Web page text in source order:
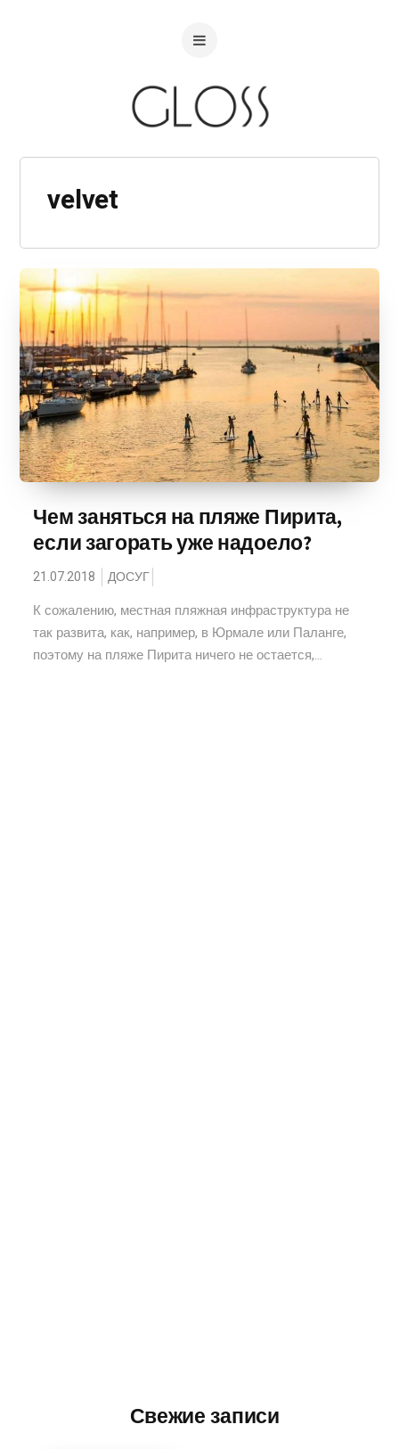
velvet
Чем заняться на пляже Пирита,
если загорать уже надоело?
21.07.2018 ДОСУГ
К сожалению, местная пляжная инфраструктура не
так развита, как, например, в Юрмале или Паланге,
поэтому на пляже Пирита ничего не остается,...
Свежие записи